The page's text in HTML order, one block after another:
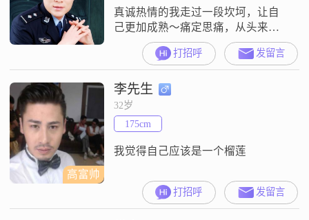
真诚热情的我走过一段坎坷，让自
己更加成熟～痛定思痛，从头来过
打招呼 发留言
高富帅
李先生
32岁
175cm
我觉得自己应该是一个榴莲
打招呼 发留言